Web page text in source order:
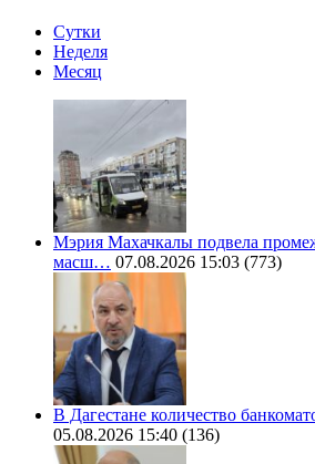
Сутки
Неделя
Месяц
Мэрия Махачкалы подвела
масш… 07.08.2026 15:03 (773)
В Дагестане количество
05.08.2026 15:40 (136)